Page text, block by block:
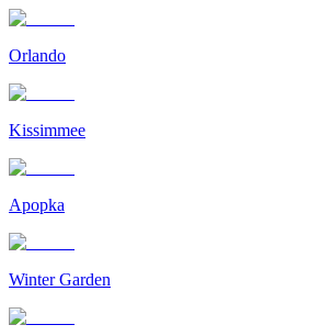
Orlando
Kissimmee
Apopka
Winter Garden